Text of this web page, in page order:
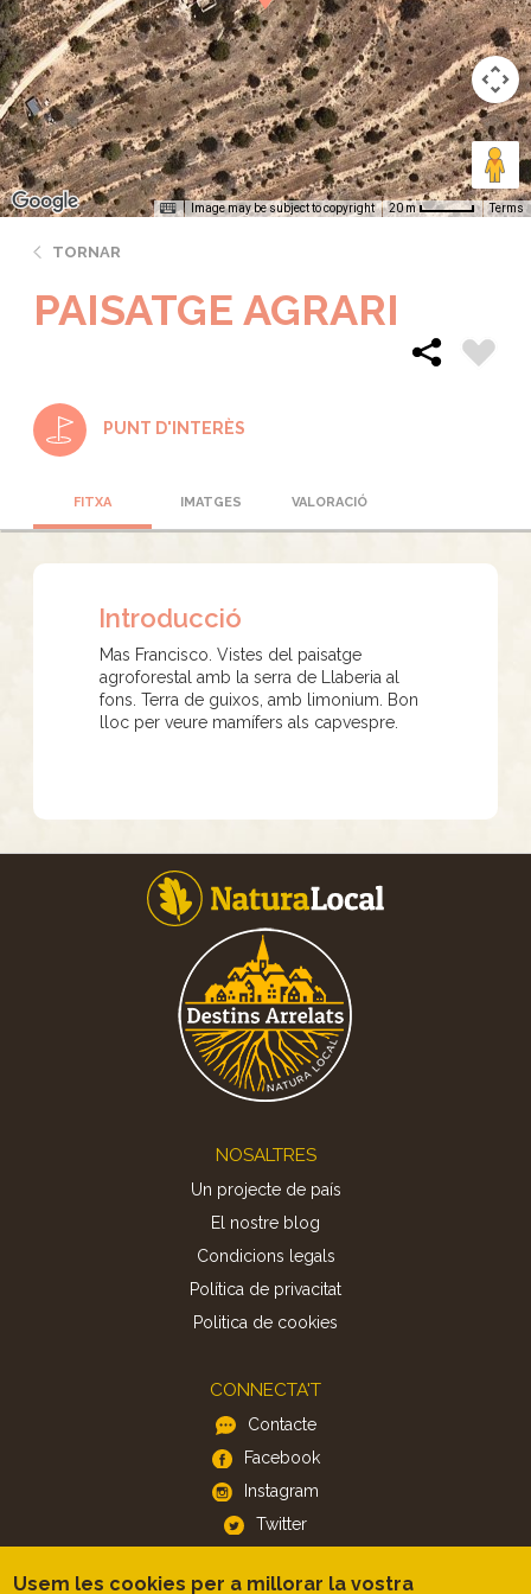
Image may be subject to copyright 20 m Terms
TORNAR
PAISATGE AGRARI
PUNT D'INTERÈS
FITXA IMATGES VALORACIÓ
Introducció
Mas Francisco. Vistes del paisatge
agroforestal amb la serra de Llaberia al
fons. Terra de guixos, amb limonium. Bon
lloc per veure mamífers als capvespre.
NOSALTRES
Un projecte de país
El nostre blog
Condicions legals
Política de privacitat
Politica de cookies
CONNECTA'T
Contacte
Facebook
Instagram
Twitter
Usem les cookies per a millorar la vostra